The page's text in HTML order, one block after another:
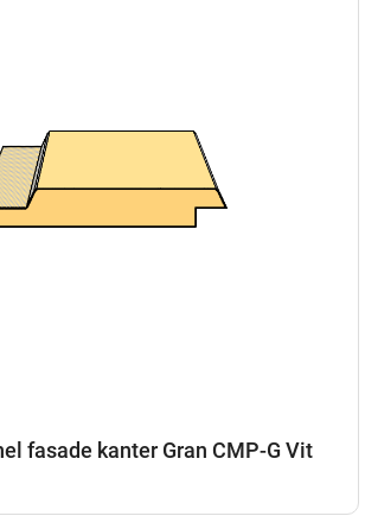
fasade kanter Gran CMP-G Vit